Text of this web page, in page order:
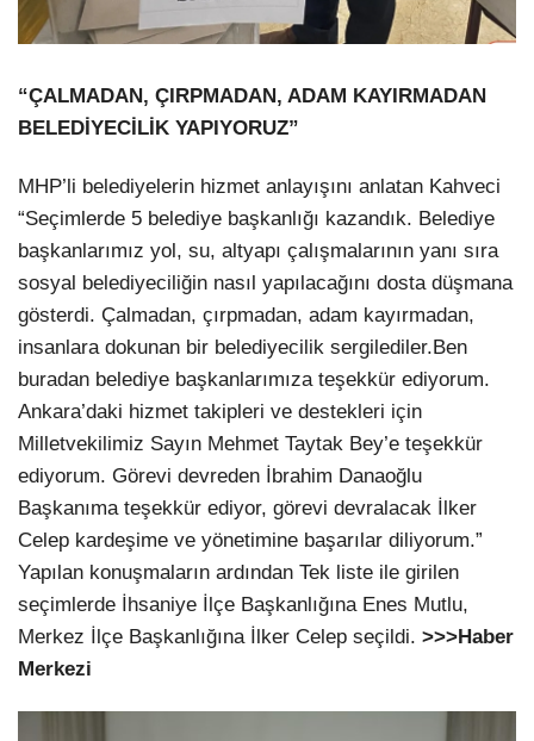
“ÇALMADAN, ÇIRPMADAN, ADAM KAYIRMADAN
BELEDİYECİLİK YAPIYORUZ”
MHP’li belediyelerin hizmet anlayışını anlatan Kahveci
“Seçimlerde 5 belediye başkanlığı kazandık. Belediye
başkanlarımız yol, su, altyapı çalışmalarının yanı sıra
sosyal belediyeciliğin nasıl yapılacağını dosta düşmana
gösterdi. Çalmadan, çırpmadan, adam kayırmadan,
insanlara dokunan bir belediyecilik sergilediler.Ben
buradan belediye başkanlarımıza teşekkür ediyorum.
Ankara’daki hizmet takipleri ve destekleri için
Milletvekilimiz Sayın Mehmet Taytak Bey’e teşekkür
ediyorum. Görevi devreden İbrahim Danaoğlu
Başkanıma teşekkür ediyor, görevi devralacak İlker
Celep kardeşime ve yönetimine başarılar diliyorum.”
Yapılan konuşmaların ardından Tek liste ile girilen
seçimlerde İhsaniye İlçe Başkanlığına Enes Mutlu,
Merkez İlçe Başkanlığına İlker Celep seçildi. >>>Haber
Merkezi